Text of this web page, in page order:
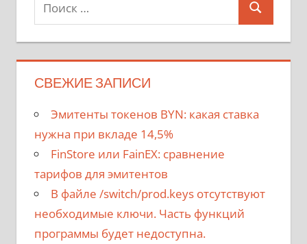
Поиск
СВЕЖИЕ ЗАПИСИ
Эмитенты токенов BYN: какая ставка
нужна при вкладе 14,5%
FinStore или FainEX: сравнение
тарифов для эмитентов
В файле /switch/prod.keys отсутствуют
необходимые ключи. Часть функций
программы будет недоступна.